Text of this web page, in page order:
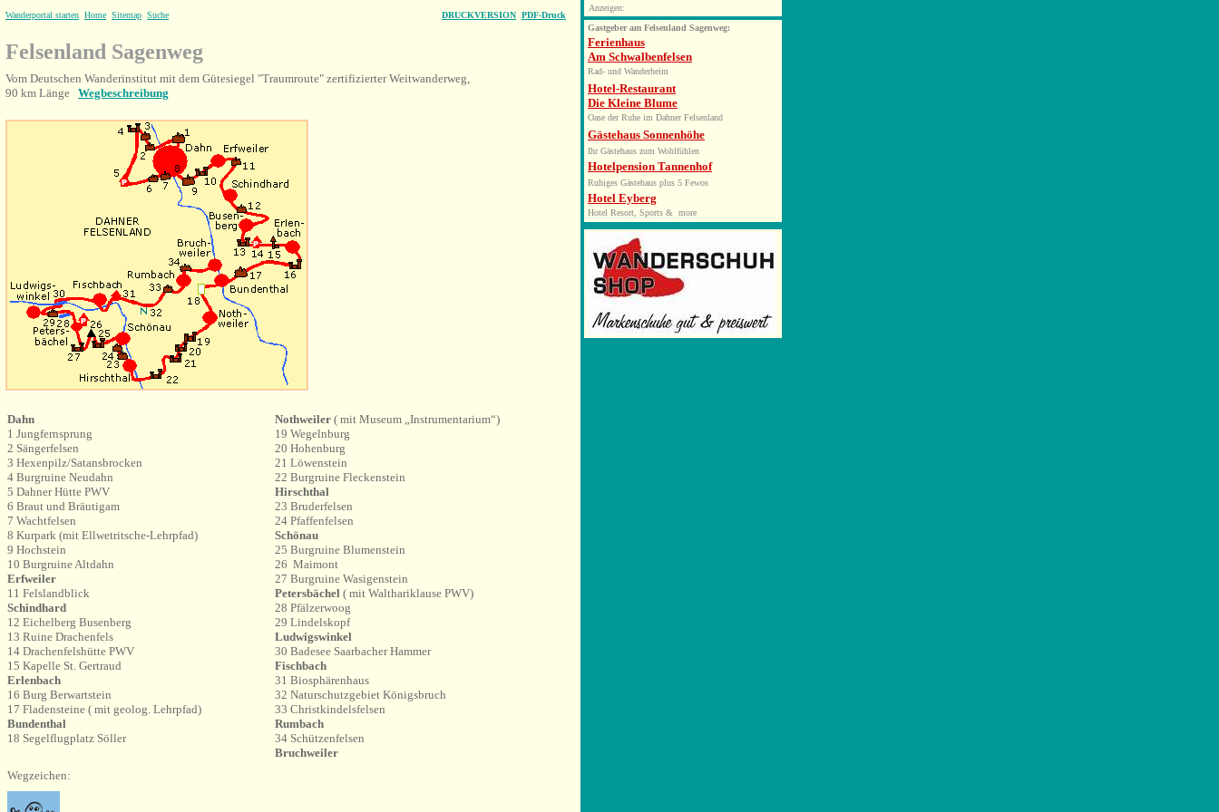
Wanderportal starten Home Sitemap Suche DRUCKVERSION PDF-Druck
Felsenland Sagenweg
Vom Deutschen Wanderinstitut mit dem Gütesiegel "Traumroute" zertifizierter Weitwanderweg,
90 km Länge Wegbeschreibung
Dahn
1 Jungfernsprung
2 Sängerfelsen
3 Hexenpilz/Satansbrocken
4 Burgruine Neudahn
5 Dahner Hütte PWV
6 Braut und Bräutigam
7 Wachtfelsen
8 Kurpark (mit Ellwetritsche-Lehrpfad)
9 Hochstein
10 Burgruine Altdahn
Erfweiler
11 Felslandblick
Schindhard
12 Eichelberg Busenberg
13 Ruine Drachenfels
14 Drachenfelshütte PWV
15 Kapelle St. Gertraud
Erlenbach
16 Burg Berwartstein
17 Fladensteine ( mit geolog. Lehrpfad)
Bundenthal
18 Segelflugplatz Söller
Nothweiler ( mit Museum „Instrumentarium“)
19 Wegelnburg
20 Hohenburg
21 Löwenstein
22 Burgruine Fleckenstein
Hirschthal
23 Bruderfelsen
24 Pfaffenfelsen
Schönau
25 Burgruine Blumenstein
26 Maimont
27 Burgruine Wasigenstein
Petersbächel ( mit Walthariklause PWV)
28 Pfälzerwoog
29 Lindelskopf
Ludwigswinkel
30 Badesee Saarbacher Hammer
Fischbach
31 Biosphärenhaus
32 Naturschutzgebiet Königsbruch
33 Christkindelsfelsen
Rumbach
34 Schützenfelsen
Bruchweiler
Wegzeichen:
Anzeigen:
Gastgeber am Felsenland Sagenweg:
Ferienhaus
Am Schwalbenfelsen
Rad- und Wanderheim
Hotel-Restaurant
Die Kleine Blume
Oase der Ruhe im Dahner Felsenland
Gästehaus Sonnenhöhe
Ihr Gästehaus zum Wohlfühlen
Hotelpension Tannenhof
Ruhiges Gästehaus plus 5 Fewos
Hotel Eyberg
Hotel Resort, Sports & more